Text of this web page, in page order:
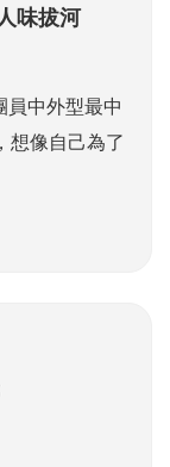
味拔河
中外型最中
想像自己為了